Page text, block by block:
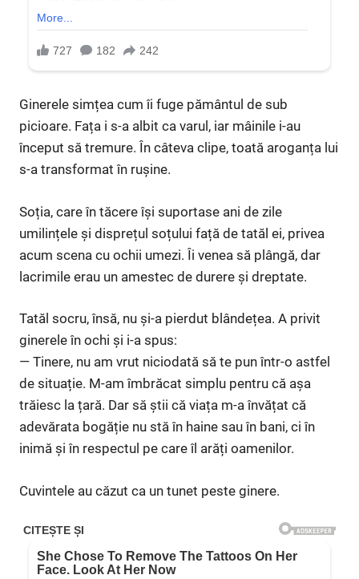
Ginerele simțea cum îi fuge pământul de sub
picioare. Fața i s-a albit ca varul, iar mâinile i-au
început să tremure. În câteva clipe, toată aroganța lui
s-a transformat în rușine.
Soția, care în tăcere își suportase ani de zile
umilințele și disprețul soțului față de tatăl ei, privea
acum scena cu ochii umezi. Îi venea să plângă, dar
lacrimile erau un amestec de durere și dreptate.
Tatăl socru, însă, nu și-a pierdut blândețea. A privit
ginerele în ochi și i-a spus:
— Tinere, nu am vrut niciodată să te pun într-o astfel
de situație. M-am îmbrăcat simplu pentru că așa
trăiesc la țară. Dar să știi că viața m-a învățat că
adevărata bogăție nu stă în haine sau în bani, ci în
inimă și în respectul pe care îl arăți oamenilor.
Cuvintele au căzut ca un tunet peste ginere.